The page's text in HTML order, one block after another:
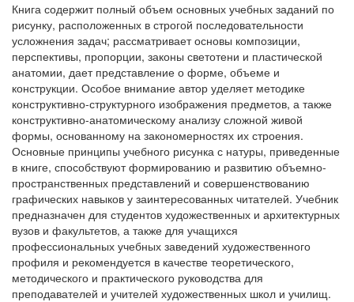
Книга содержит полный объем основных учебных заданий по
рисунку, расположенных в строгой последовательности
усложнения задач; рассматривает основы композиции,
перспективы, пропорции, законы светотени и пластической
анатомии, дает представление о форме, объеме и
конструкции. Особое внимание автор уделяет методике
конструктивно-структурного изображения предметов, а также
конструктивно-анатомическому анализу сложной живой
формы, основанному на закономерностях их строения.
Основные принципы учебного рисунка с натуры, приведенные
в книге, способствуют формированию и развитию объемно-
пространственных представлений и совершенствованию
графических навыков у заинтересованных читателей. Учебник
предназначен для студентов художественных и архитектурных
вузов и факультетов, а также для учащихся
профессиональных учебных заведений художественного
профиля и рекомендуется в качестве теоретического,
методического и практического руководства для
преподавателей и учителей художественных школ и училищ.